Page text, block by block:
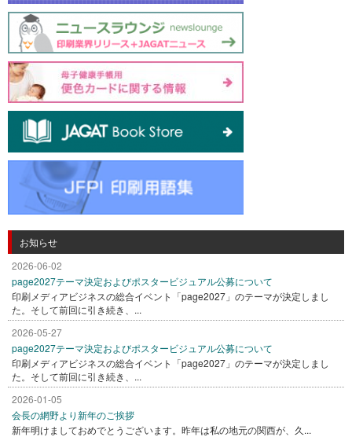
お知らせ
2026-06-02
page2027テーマ決定およびポスタービジュアル公募について
印刷メディアビジネスの総合イベント「page2027」のテーマが決定しまし
た。そして前回に引き続き、...
2026-05-27
page2027テーマ決定およびポスタービジュアル公募について
印刷メディアビジネスの総合イベント「page2027」のテーマが決定しまし
た。そして前回に引き続き、...
2026-01-05
会長の網野より新年のご挨拶
新年明けましておめでとうございます。昨年は私の地元の関西が、久...